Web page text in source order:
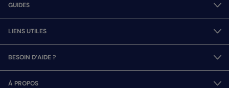
GUIDES
LIENS UTILES
BESOIN D’AIDE ?
À PROPOS